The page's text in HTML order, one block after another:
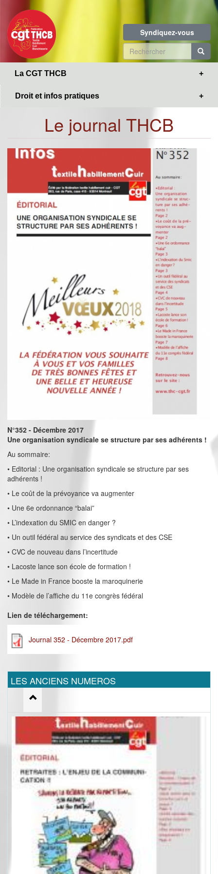
contenu
principal
Syndiquez-vous
Formulaire
de
La CGT THCB
Droit et infos pratiques
Le journal THCB
N°352 - Décembre 2017
Une organisation syndicale se structure par ses adhérents !
Au sommaire:
• Editorial : Une organisation syndicale se structure par ses
adhérents !
• Le coût de la prévoyance va augmenter
• Une 6e ordonnance “balai”
• L’indexation du SMIC en danger ?
• Un outil fédéral au service des syndicats et des CSE
• CVC de nouveau dans l’incertitude
• Lacoste lance son école de formation !
• Le Made in France booste la maroquinerie
• Modèle de l’affiche du 11e congrès fédéral
Lien de téléchargement:
Journal 352 - Décembre 2017.pdf
LES ANCIENS NUMEROS